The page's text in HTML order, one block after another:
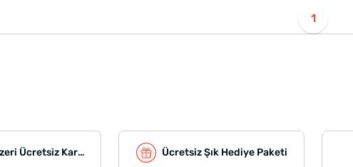
1
1250 TL Üzeri Ücretsiz Kargo Ücretsiz Şık Hediye Paketi